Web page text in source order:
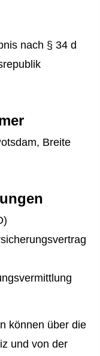
nach § 34 d
Breite
können über die
und von der